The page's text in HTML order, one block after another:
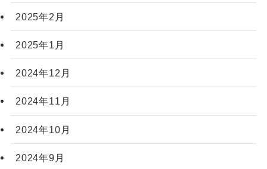
2025年2月
2025年1月
2024年12月
2024年11月
2024年10月
2024年9月